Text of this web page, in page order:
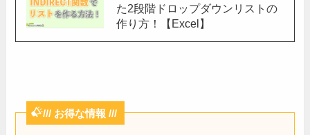
た2段階ドロップダウンリストの
作り方！【Excel】
/// お得な情報 ///